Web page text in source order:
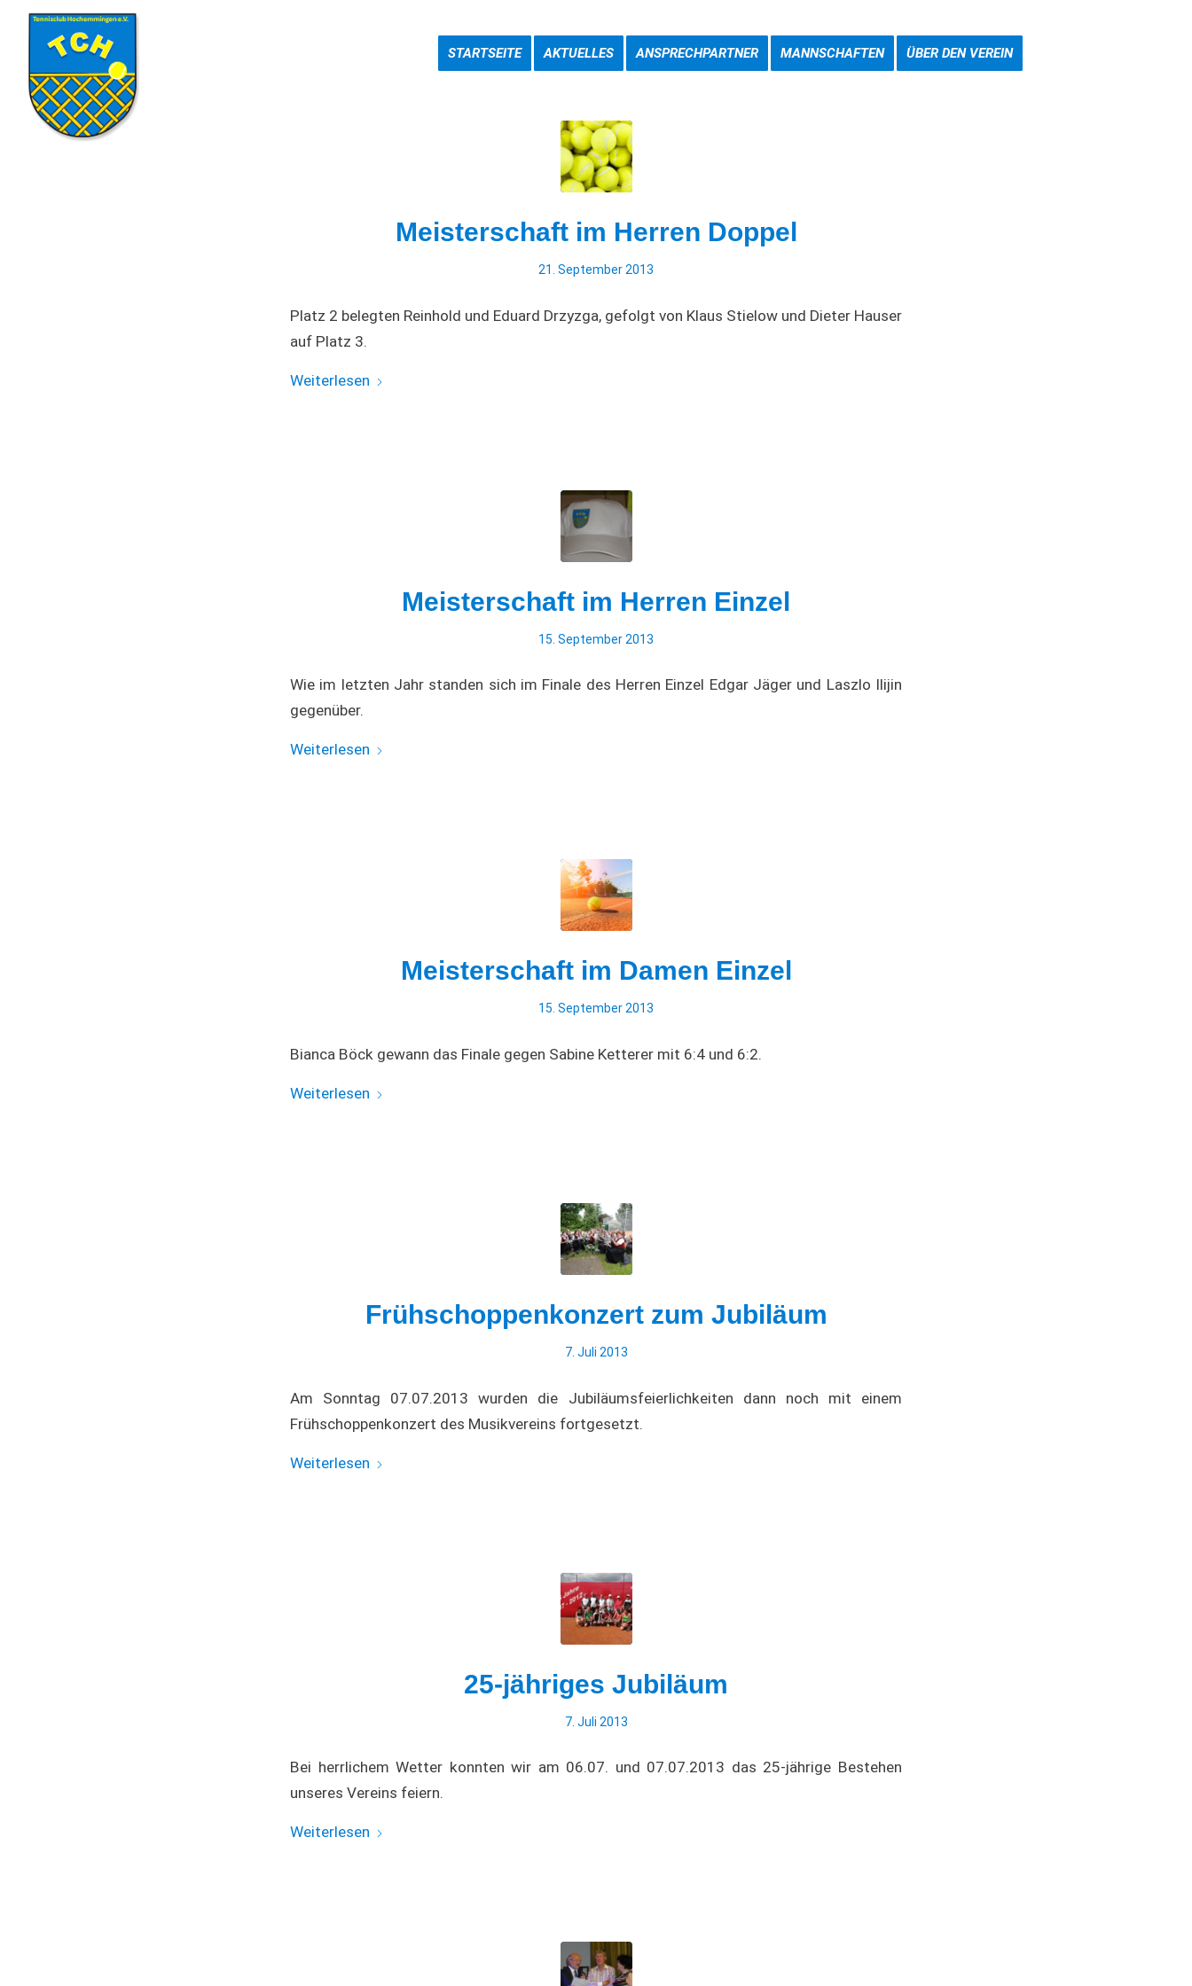
STARTSEITE AKTUELLES ANSPRECHPARTNER MANNSCHAFTEN ÜBER DEN VEREIN
Meisterschaft im Herren Doppel
21. September 2013
Platz 2 belegten Reinhold und Eduard Drzyzga, gefolgt von Klaus Stielow und Dieter Hauser
auf Platz 3.
Weiterlesen
Meisterschaft im Herren Einzel
15. September 2013
Wie im letzten Jahr standen sich im Finale des Herren Einzel Edgar Jäger und Laszlo Ilijin
gegenüber.
Weiterlesen
Meisterschaft im Damen Einzel
15. September 2013
Bianca Böck gewann das Finale gegen Sabine Ketterer mit 6:4 und 6:2.
Weiterlesen
Frühschoppenkonzert zum Jubiläum
7. Juli 2013
Am Sonntag 07.07.2013 wurden die Jubiläumsfeierlichkeiten dann noch mit einem
Frühschoppenkonzert des Musikvereins fortgesetzt.
Weiterlesen
25-jähriges Jubiläum
7. Juli 2013
Bei herrlichem Wetter konnten wir am 06.07. und 07.07.2013 das 25-jährige Bestehen
unseres Vereins feiern.
Weiterlesen